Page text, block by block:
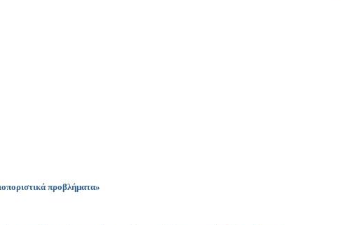
προβλήματα»